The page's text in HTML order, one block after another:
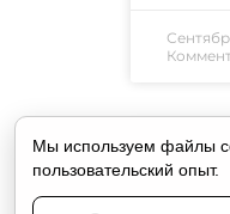
ГДЕ
Мы используем файлы
пользовательский опыт.